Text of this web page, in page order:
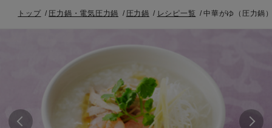
トップ 圧力鍋・電気圧力鍋 圧力鍋 レシピ一覧 中華がゆ（圧力鍋